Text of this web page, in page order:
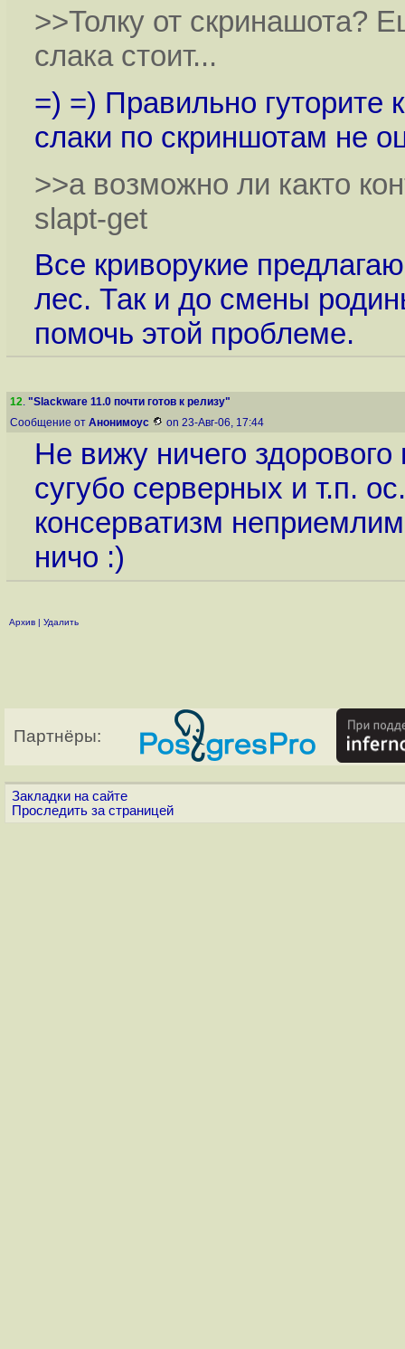
>>Толку от скринашота?
слака стоит...
=) =) Правильно гуторите
слаки по скриншотам не
>>а возможно ли както
slapt-get
Все криворукие
лес. Так и до смены
помочь этой проблеме.
12. "Slackware 11.0 почти готов к релизу"
Сообщение от Анонимоус on 23-Авг-06, 17:44
Не вижу ничего
сугубо серверных и т.п.
консерватизм
ничо :)
Архив | Удалить
Партнёры:
Закладки на сайте
Проследить за страницей